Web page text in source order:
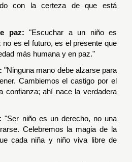
con la certeza de que está
paz: "Escuchar a un niño es
es el futuro, es el presente que
más humana y en paz."
"Ninguna mano debe alzarse para
Cambiemos el castigo por el
confianza; ahí nace la verdadera
"Ser niño es un derecho, no una
Celebremos la magia de la
cada niña y niño viva libre de